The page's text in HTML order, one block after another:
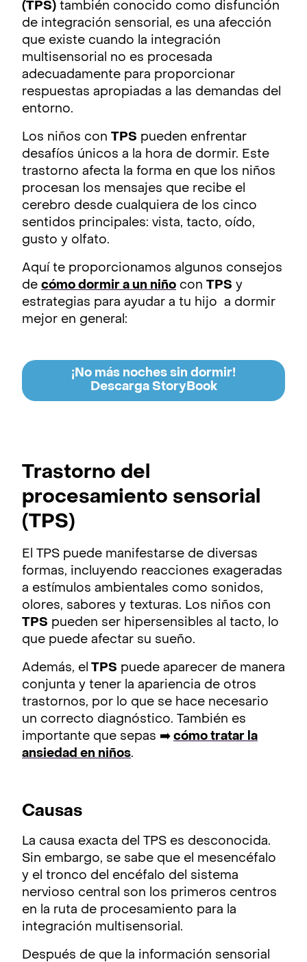
(TPS) también conocido como disfunción
de integración sensorial, es una afección
que existe cuando la integración
multisensorial no es procesada
adecuadamente para proporcionar
respuestas apropiadas a las demandas del
entorno.
Los niños con TPS pueden enfrentar
desafíos únicos a la hora de dormir. Este
trastorno afecta la forma en que los niños
procesan los mensajes que recibe el
cerebro desde cualquiera de los cinco
sentidos principales: vista, tacto, oído,
gusto y olfato.
Aquí te proporcionamos algunos consejos
de cómo dormir a un niño con TPS y
estrategias para ayudar a tu hijo a dormir
mejor en general:
¡No más noches sin dormir!
Descarga StoryBook
Trastorno del
procesamiento sensorial
(TPS)
El TPS puede manifestarse de diversas
formas, incluyendo reacciones exageradas
a estímulos ambientales como sonidos,
olores, sabores y texturas. Los niños con
TPS pueden ser hipersensibles al tacto, lo
que puede afectar su sueño.
Además, el TPS puede aparecer de manera
conjunta y tener la apariencia de otros
trastornos, por lo que se hace necesario
un correcto diagnóstico. También es
importante que sepas ➡️ cómo tratar la
ansiedad en niños.
Causas
La causa exacta del TPS es desconocida.
Sin embargo, se sabe que el mesencéfalo
y el tronco del encéfalo del sistema
nervioso central son los primeros centros
en la ruta de procesamiento para la
integración multisensorial.
Después de que la información sensorial